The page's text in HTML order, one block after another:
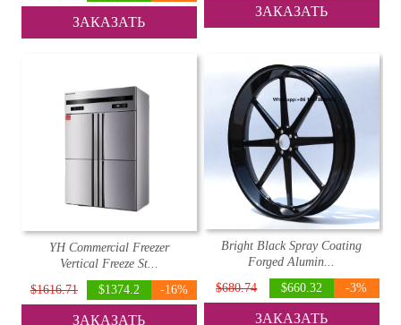
ЗАКАЗАТЬ
ЗАКАЗАТЬ
YH Commercial Freezer
Vertical Freeze St...
$1616.71
$1374.2 -16%
ЗАКАЗАТЬ
Bright Black Spray Coating
Forged Alumin...
$680.74
$660.32 -3%
ЗАКАЗАТЬ